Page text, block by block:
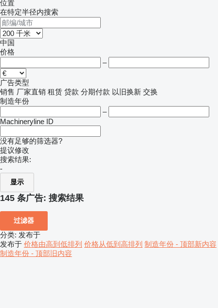
位置
在特定半径内搜索
中国
价格
–
广告类型
销售 厂家直销 租赁 贷款 分期付款 以旧换新 交换
制造年份
–
Machineryline ID
没有足够的筛选器?
提议修改
搜索结果:
-
显示
145 条广告: 搜索结果
过滤器
分类: 发布于
发布于 价格由高到低排列 价格从低到高排列 制造年份 - 顶部新内容
制造年份 - 顶部旧内容